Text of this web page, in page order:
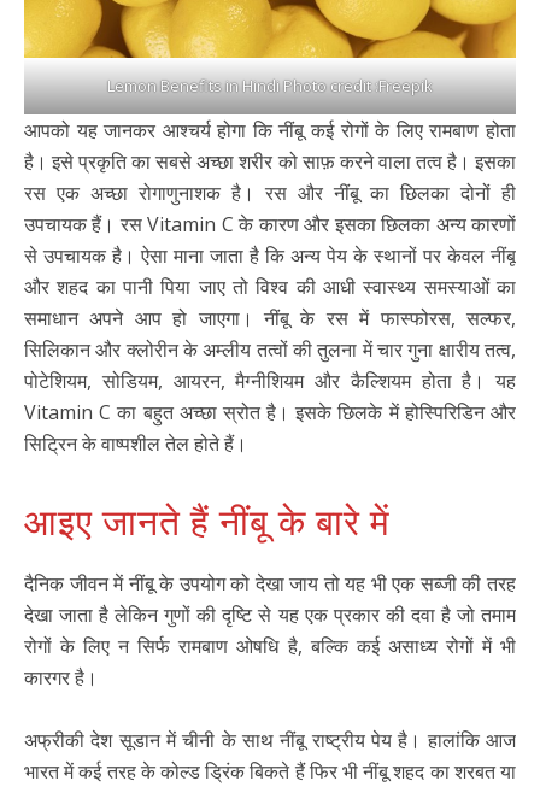
Lemon Benefits in Hindi Photo credit :Freepik
आपको यह जानकर आश्चर्य होगा कि नींबू कई रोगों के लिए रामबाण होता
है। इसे प्रकृति का सबसे अच्छा शरीर को साफ़ करने वाला तत्व है। इसका
रस एक अच्छा रोगाणुनाशक है। रस और नींबू का छिलका दोनों ही
उपचायक हैं। रस Vitamin C के कारण और इसका छिलका अन्य कारणों
से उपचायक है। ऐसा माना जाता है कि अन्य पेय के स्थानों पर केवल नींबू
और शहद का पानी पिया जाए तो विश्व की आधी स्वास्थ्य समस्याओं का
समाधान अपने आप हो जाएगा। नींबू के रस में फास्फोरस, सल्फर,
सिलिकान और क्लोरीन के अम्लीय तत्वों की तुलना में चार गुना क्षारीय तत्व,
पोटेशियम, सोडियम, आयरन, मैग्नीशियम और कैल्शियम होता है। यह
Vitamin C का बहुत अच्छा स्रोत है। इसके छिलके में होस्पिरिडिन और
सिट्रिन के वाष्पशील तेल होते हैं।
आइए जानते हैं नींबू के बारे में
दैनिक जीवन में नींबू के उपयोग को देखा जाय तो यह भी एक सब्जी की तरह
देखा जाता है लेकिन गुणों की दृष्टि से यह एक प्रकार की दवा है जो तमाम
रोगों के लिए न सिर्फ रामबाण ओषधि है, बल्कि कई असाध्य रोगों में भी
कारगर है।
अफ्रीकी देश सूडान में चीनी के साथ नींबू राष्ट्रीय पेय है। हालांकि आज
भारत में कई तरह के कोल्ड ड्रिंक बिकते हैं फिर भी नींबू शहद का शरबत या